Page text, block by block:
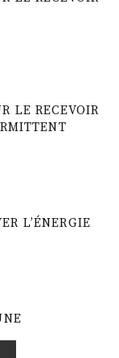
LE RECEVOIR
L’ÉNERGIE